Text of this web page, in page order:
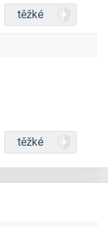
těžké
těžké